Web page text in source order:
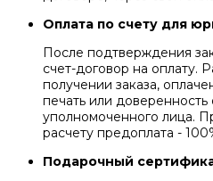
Оплата по счету для
После подтверждения
счет-договор на оплату.
получении заказа,
печать или
уполномоченного лица.
расчету предоплата -
Подарочный